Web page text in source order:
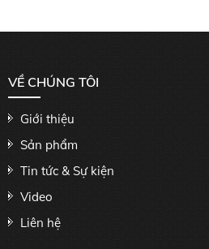
VỀ CHÚNG TÔI
Giới thiệu
Sản phẩm
Tin tức & Sự kiện
Video
Liên hệ